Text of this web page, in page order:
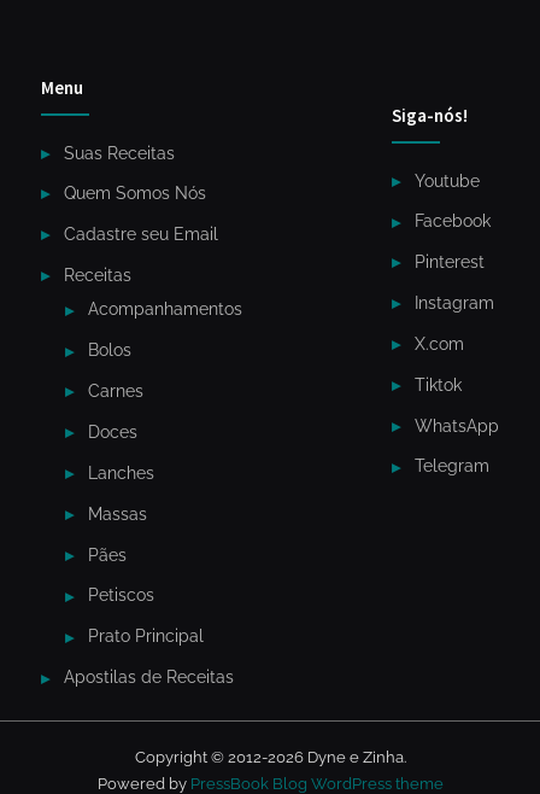
Menu
Suas Receitas
Quem Somos Nós
Cadastre seu Email
Receitas
Acompanhamentos
Bolos
Carnes
Doces
Lanches
Massas
Pães
Petiscos
Prato Principal
Apostilas de Receitas
Siga-nós!
Youtube
Facebook
Pinterest
Instagram
X.com
Tiktok
WhatsApp
Telegram
Copyright © 2012-2026 Dyne e Zinha.
Powered by PressBook Blog WordPress theme